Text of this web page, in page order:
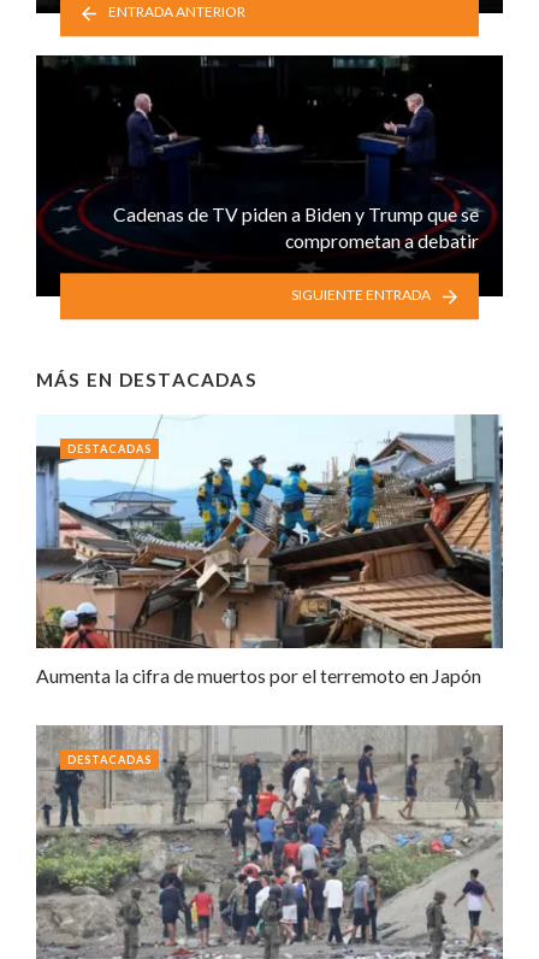
ENTRADA ANTERIOR
Cadenas de TV piden a Biden y Trump que se
comprometan a debatir
SIGUIENTE ENTRADA
MÁS EN DESTACADAS
Aumenta la cifra de muertos por el terremoto en Japón
DESTACADAS
DESTACADAS